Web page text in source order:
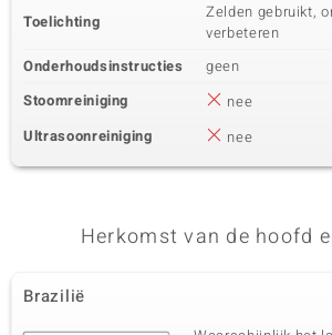
Toelichting
Zelden gebruikt,
verbeteren
Onderhoudsinstructies
geen
Stoomreiniging
nee
Ultrasoonreiniging
nee
Herkomst van de hoofd
Brazilië